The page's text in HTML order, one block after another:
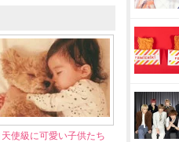
天使級に可愛い子供たち